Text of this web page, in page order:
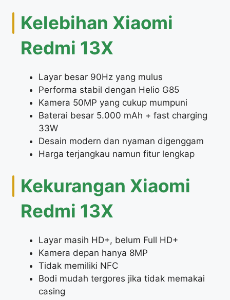
Kelebihan Xiaomi
Redmi 13X
Layar besar 90Hz yang mulus
Performa stabil dengan Helio G85
Kamera 50MP yang cukup mumpuni
Baterai besar 5.000 mAh + fast charging
33W
Desain modern dan nyaman digenggam
Harga terjangkau namun fitur lengkap
Kekurangan Xiaomi
Redmi 13X
Layar masih HD+, belum Full HD+
Kamera depan hanya 8MP
Tidak memiliki NFC
Bodi mudah tergores jika tidak memakai
casing